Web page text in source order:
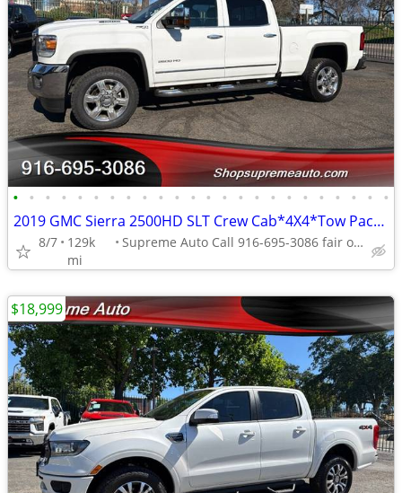
• • • • • • • • • • • • • • • • • • • • • • • •
2019 GMC Sierra 2500HD SLT Crew Cab*4X4*Tow Package*Rear Camera*Z71*
8/7
129k
mi
Supreme Auto Call 916-695-3086 fair oaks
$18,999